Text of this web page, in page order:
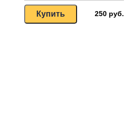
250 руб.